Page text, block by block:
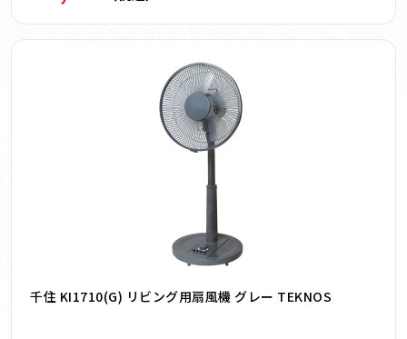
千住 KI1710(G) リビング用扇風機 グレー TEKNOS